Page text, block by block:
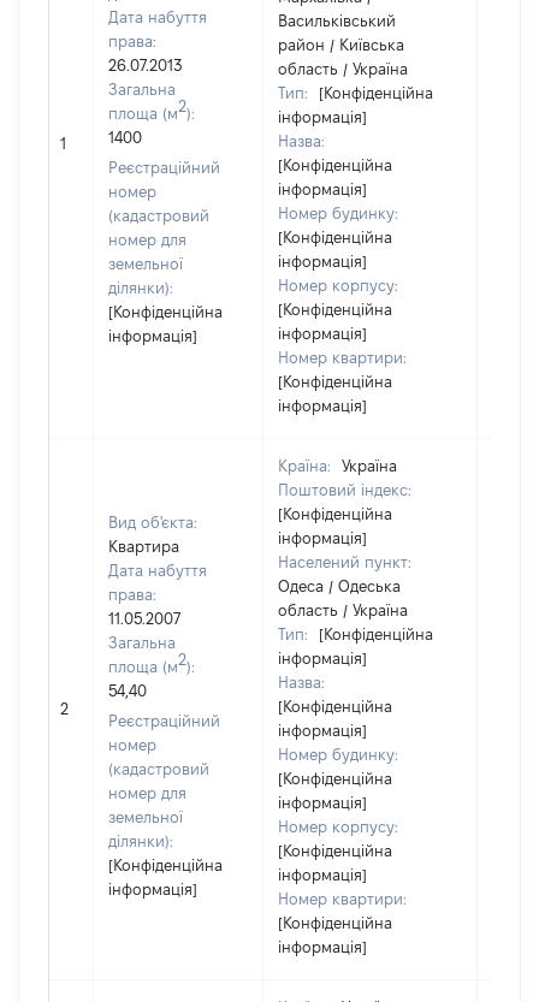
1
Дата набуття
права:
26.07.2013
Загальна
площа (м2):
1400
Реєстраційний
номер
(кадастровий
номер для
земельної
ділянки):
[Конфіденційна
інформація]
Васильківський
район / Київська
область / Україна
Тип:
[Конфіденційна
інформація]
Назва:
[Конфіденційна
інформація]
Номер будинку:
[Конфіденційна
інформація]
Номер корпусу:
[Конфіденційна
інформація]
Номер квартири:
[Конфіденційна
інформація]
2
Вид об'єкта:
Квартира
Дата набуття
права:
11.05.2007
Загальна
площа (м2):
54,40
Реєстраційний
номер
(кадастровий
номер для
земельної
ділянки):
[Конфіденційна
інформація]
Країна:
Україна
Поштовий індекс:
[Конфіденційна
інформація]
Населений пункт:
Одеса / Одеська
область / Україна
Тип:
[Конфіденційна
інформація]
Назва:
[Конфіденційна
інформація]
Номер будинку:
[Конфіденційна
інформація]
Номер корпусу:
[Конфіденційна
інформація]
Номер квартири:
[Конфіденційна
інформація]